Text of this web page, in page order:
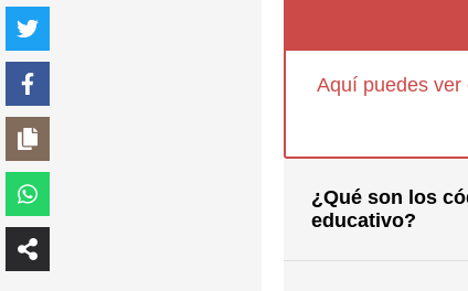
Aquí puedes ver
¿Qué son los
educativo?